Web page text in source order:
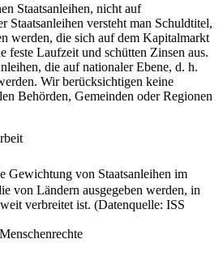
Staatsanleihen, nicht auf
Staatsanleihen versteht man Schuldtitel,
werden, die sich auf dem Kapitalmarkt
feste Laufzeit und schütten Zinsen aus.
die auf nationaler Ebene, d. h.
Wir berücksichtigen keine
Behörden, Gemeinden oder Regionen
Gewichtung von Staatsanleihen im
von Ländern ausgegeben werden, in
verbreitet ist. (Datenquelle: ISS